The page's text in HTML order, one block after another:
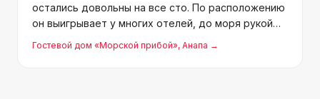
остались довольны на все сто. По расположению
он выигрывает у многих отелей, до моря рукой
подать — две минуты. Сам дом очень уютный, в
номерах чисто, всё необходимое есть. На
Гостевой дом «Морской прибой», Анапа →